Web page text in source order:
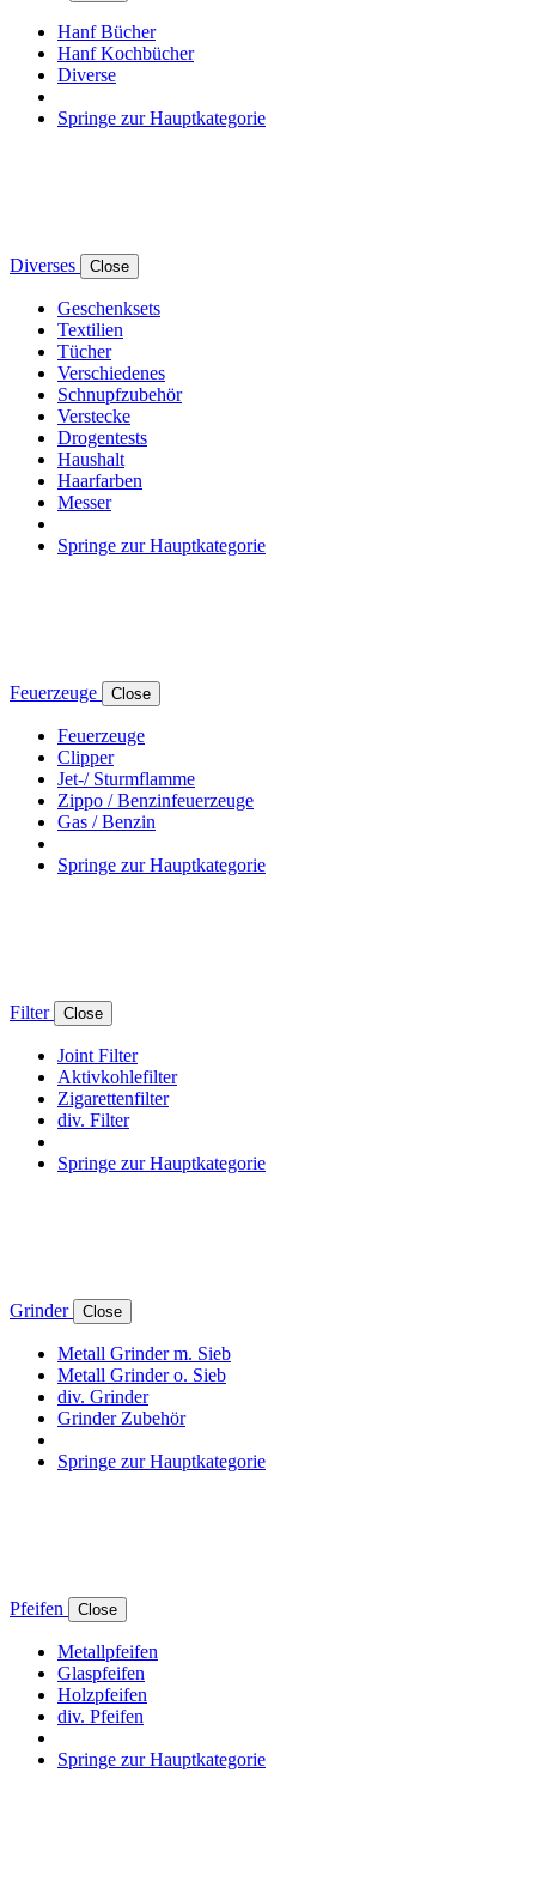
Hanf Bücher
Hanf Kochbücher
Diverse
Springe zur Hauptkategorie
Diverses Close
Geschenksets
Textilien
Tücher
Verschiedenes
Schnupfzubehör
Verstecke
Drogentests
Haushalt
Haarfarben
Messer
Springe zur Hauptkategorie
Feuerzeuge Close
Feuerzeuge
Clipper
Jet-/ Sturmflamme
Zippo / Benzinfeuerzeuge
Gas / Benzin
Springe zur Hauptkategorie
Filter Close
Joint Filter
Aktivkohlefilter
Zigarettenfilter
div. Filter
Springe zur Hauptkategorie
Grinder Close
Metall Grinder m. Sieb
Metall Grinder o. Sieb
div. Grinder
Grinder Zubehör
Springe zur Hauptkategorie
Pfeifen Close
Metallpfeifen
Glaspfeifen
Holzpfeifen
div. Pfeifen
Springe zur Hauptkategorie